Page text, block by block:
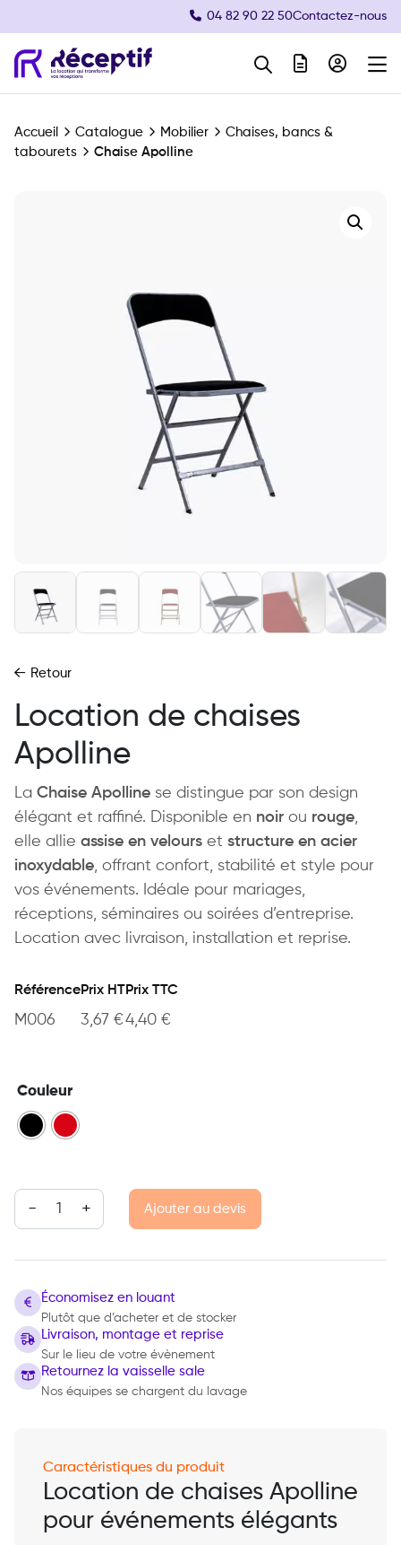
04 82 90 22 50Contactez-nous
Navigation principale
Accueil Catalogue Mobilier
Chaises, bancs &
tabourets
Chaise Apolline
Retour
Location de chaises
Apolline
La Chaise Apolline se distingue par son design
élégant et raffiné. Disponible en noir ou rouge,
elle allie assise en velours et structure en acier
inoxydable, offrant confort, stabilité et style pour
vos événements. Idéale pour mariages,
réceptions, séminaires ou soirées d’entreprise.
Location avec livraison, installation et reprise.
Référence
M006
Prix HT
3,67 €
Prix TTC
4,40 €
Couleur
quantité de Chaise Apolline
Ajouter au devis
Économisez en louant
Plutôt que d’acheter et de stocker
Livraison, montage et reprise
Sur le lieu de votre évènement
Retournez la vaisselle sale
Nos équipes se chargent du lavage
Caractéristiques du produit
Location de chaises Apolline
pour événements élégants